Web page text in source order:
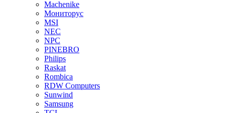
Machenike
Мониторус
MSI
NEC
NPC
PINEBRO
Philips
Raskat
Rombica
RDW Computers
Sunwind
Samsung